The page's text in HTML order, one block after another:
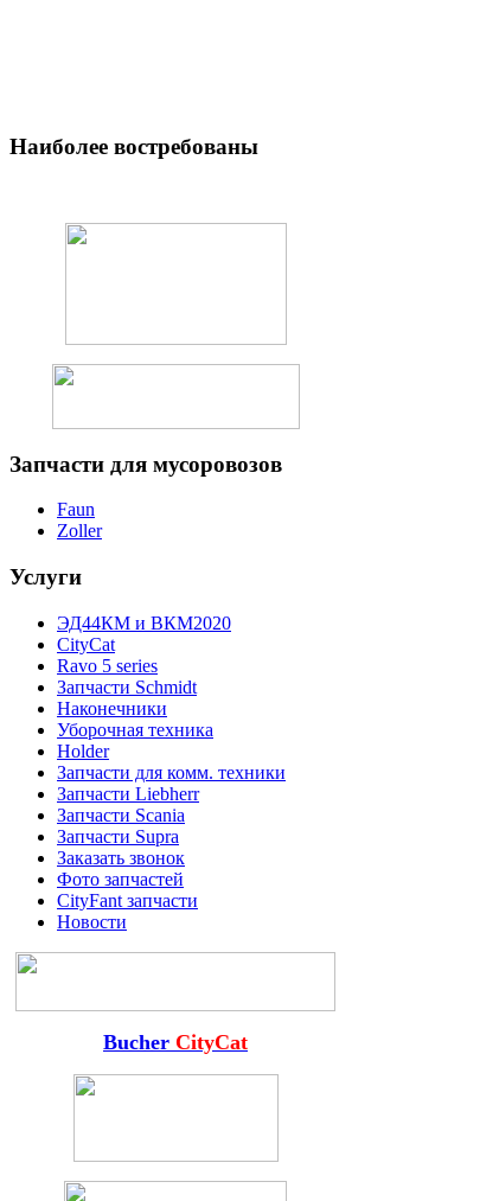
Наиболее востребованы
Запчасти для мусоровозов
Faun
Zoller
Услуги
ЭД44КМ и ВКМ2020
CityCat
Ravo 5 series
Запчасти Schmidt
Наконечники
Уборочная техника
Holder
Запчасти для комм. техники
Запчасти Liebherr
Запчасти Scania
Запчасти Supra
Заказать звонок
Фото запчастей
CityFant запчасти
Новости
Bucher CityCat